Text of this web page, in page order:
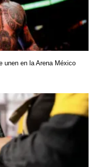
unen en la Arena México